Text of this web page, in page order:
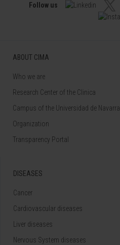
Follow us
ABOUT CIMA
Who we are
Research Center of the Clinica
Campus of the Universidad de Navarra
Organization
Transparency Portal
DISEASES
Cancer
Cardiovascular diseases
Liver diseases
Nervous System diseases